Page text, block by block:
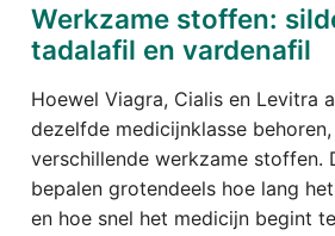
Werkzame stoffen:
tadalafil en vardenafil
Hoewel Viagra, Cialis en Levitra
dezelfde medicijnklasse
verschillende werkzame stoffen.
bepalen grotendeels hoe lang
en hoe snel het medicijn begint